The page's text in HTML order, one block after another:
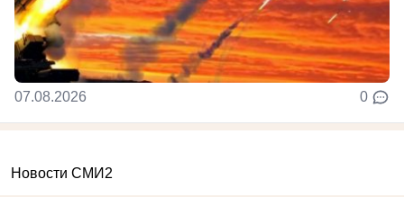
07.08.2026 0
Новости СМИ2